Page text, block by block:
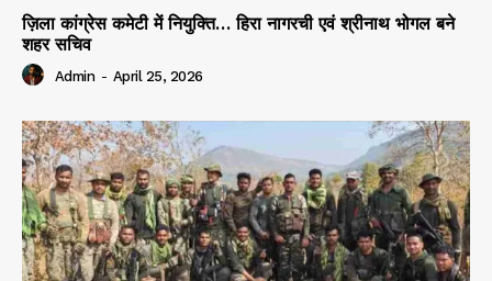
ज़िला कांग्रेस कमेटी में नियुक्ति… हिरा नागरची एवं श्रीनाथ भोगल बने
शहर सचिव
Admin - April 25, 2026